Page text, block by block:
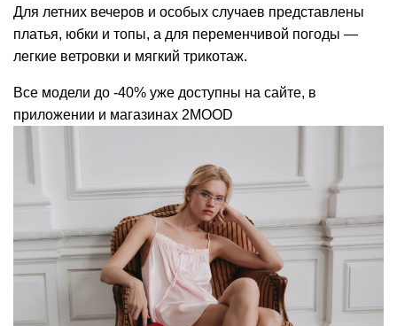
Для летних вечеров и особых случаев представлены
платья, юбки и топы, а для переменчивой погоды —
легкие ветровки и мягкий трикотаж.
Все модели до -40% уже доступны на сайте, в
приложении и магазинах 2MOOD